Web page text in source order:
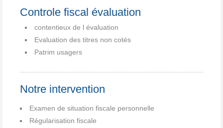
Controle fiscal évaluation
contentieux de l évaluation
Evaluation des titres non cotés
Patrim usagers
Notre intervention
Examen de situation fiscale personnelle
Régularisation fiscale